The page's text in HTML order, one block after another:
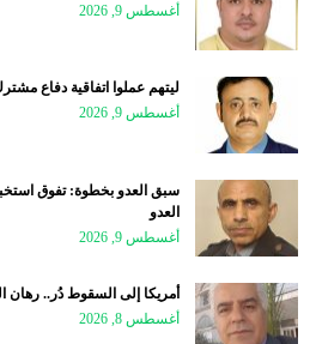
أغسطس 9, 2026
ليتهم عملوا اتفاقية دفاع
أغسطس 9, 2026
سبق العدو بخطوة: تفوق
العدو
أغسطس 9, 2026
أمريكا إلى السقوط دُر.. رهان
أغسطس 8, 2026